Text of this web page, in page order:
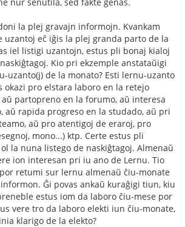
la plej gravajn informojn. Kvankam
uzantoj eĉ iĝis la plej granda parto de la
iel listigi uzantojn, estus pli bonaj kialoj
Kio pri ekzemple anstataŭigi
uzanto(j) de la monato? Esti lernu-uzanto
okazi pro elstara laboro en la retejo
partopreno en la forumo, aŭ interesa
aŭ rapida progreso en la studado, aŭ pri
aŭ pro atentigoj de eraroj, pro
mono...) ktp. Certe estus pli
la nuna listego de naskiĝtagoj. Almenaŭ
ion interesan pri iu ano de Lernu. Tio
retumi sur lernu almenaŭ ĉiu-monate
Ĝi povas ankaŭ kuraĝigi tiun, kiu
estus iom da laboro ĉiu-mese por
vere tro da laboro elekti iun ĉiu-monate,
klarigo de la elekto?